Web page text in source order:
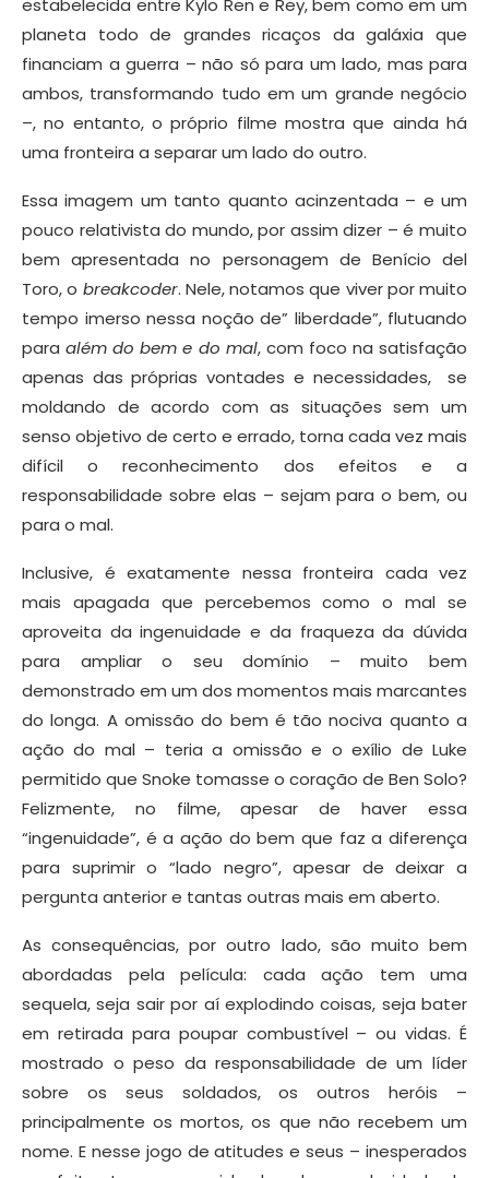
estabelecida entre Kylo Ren e Rey, bem como em um
planeta todo de grandes ricaços da galáxia que
financiam a guerra – não só para um lado, mas para
ambos, transformando tudo em um grande negócio
–, no entanto, o próprio filme mostra que ainda há
uma fronteira a separar um lado do outro.
Essa imagem um tanto quanto acinzentada – e um
pouco relativista do mundo, por assim dizer – é muito
bem apresentada no personagem de Benício del
Toro, o breakcoder. Nele, notamos que viver por muito
tempo imerso nessa noção de” liberdade”, flutuando
paraalém do bem e do mal, com foco na satisfação
apenas das próprias vontades e necessidades, se
moldando de acordo com as situações sem um
senso objetivo de certo e errado, torna cada vez mais
difícil o reconhecimento dos efeitos e a
responsabilidade sobre elas – sejam para o bem, ou
para o mal.
Inclusive, é exatamente nessa fronteira cada vez
mais apagada que percebemos como o mal se
aproveita da ingenuidade e da fraqueza da dúvida
para ampliar o seu domínio – muito bem
demonstrado em um dos momentos mais marcantes
do longa. A omissão do bem é tão nociva quanto a
ação do mal – teria a omissão e o exílio de Luke
permitido que Snoke tomasse o coração de Ben Solo?
Felizmente, no filme, apesar de haver essa
“ingenuidade”, é a ação do bem que faz a diferença
para suprimir o “lado negro”, apesar de deixar a
pergunta anterior e tantas outras mais em aberto.
As consequências, por outro lado, são muito bem
abordadas pela película: cada ação tem uma
sequela, seja sair por aí explodindo coisas, seja bater
em retirada para poupar combustível – ou vidas. É
mostrado o peso da responsabilidade de um líder
sobre os seus soldados, os outros heróis –
principalmente os mortos, os que não recebem um
nome. E nesse jogo de atitudes e seus – inesperados